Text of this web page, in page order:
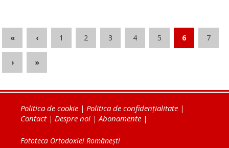
« ‹ 1 2 3 4 5 6 7
› »
Politica de cookie | Politica de confidențialitate |
Contact| Despre noi |Abonamente |
Fototeca Ortodoxiei Românești